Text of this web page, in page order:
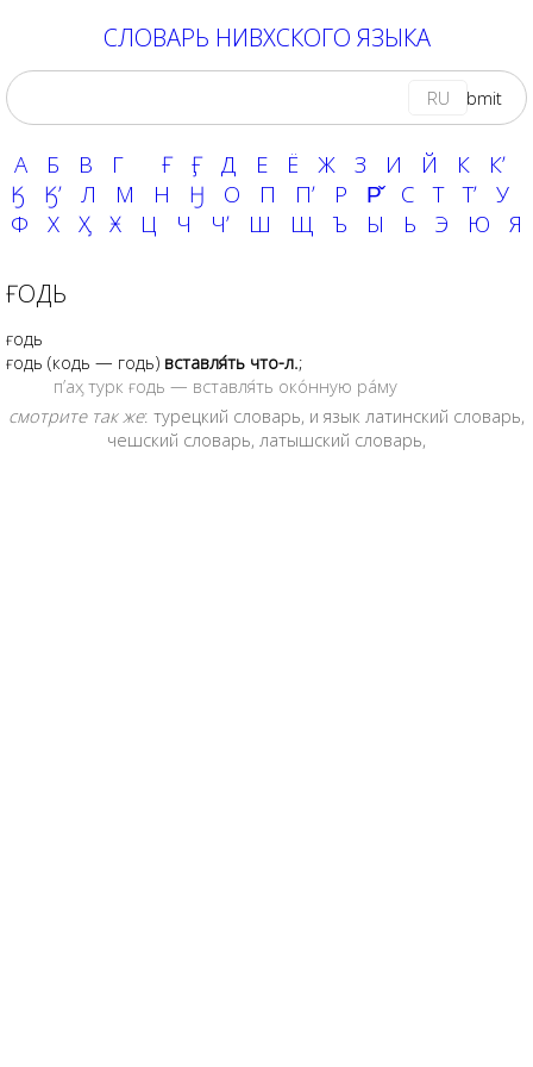
СЛОВАРЬ НИВХСКОГО ЯЗЫКА
RU
А Б В Г Ғ Ӻ Д Е Ё Ж З И Й К
Кʼ
Ӄ
Ӄʼ Л М Н Ӈ О П Пʼ Р Р̌ С Т Тʼ
У
Ф
Х Ӽ Ӿ Ц Ч Чʼ Ш Щ Ъ Ы Ь Э Ю Я
ҒОДЬ
ғодь
ғодь (кодь — годь) вставля́ть что-л.;
п’аӽ турк ғодь — вставля́ть око́нную ра́му
смотрите так же: турецкий словарь, и язык латинский словарь,
чешский словарь, латышский словарь,